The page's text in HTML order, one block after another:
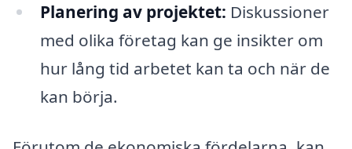
Planering av projektet: Diskussioner
med olika företag kan ge insikter om
hur lång tid arbetet kan ta och när de
kan börja.